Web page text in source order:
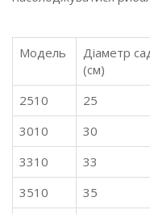
Модель
Діаметр
(см)
2510
25
3010
30
3310
33
3510
35